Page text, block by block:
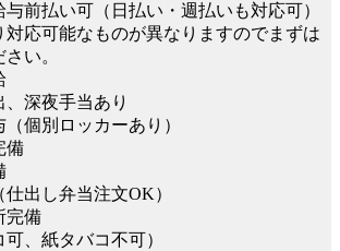
与前払い可（日払い・週払いも対応可）
応可能なものが異なりますのでまずは
い。
、深夜手当あり
（個別ロッカーあり）
備
仕出し弁当注文OK）
完備
可、紙タバコ不可）